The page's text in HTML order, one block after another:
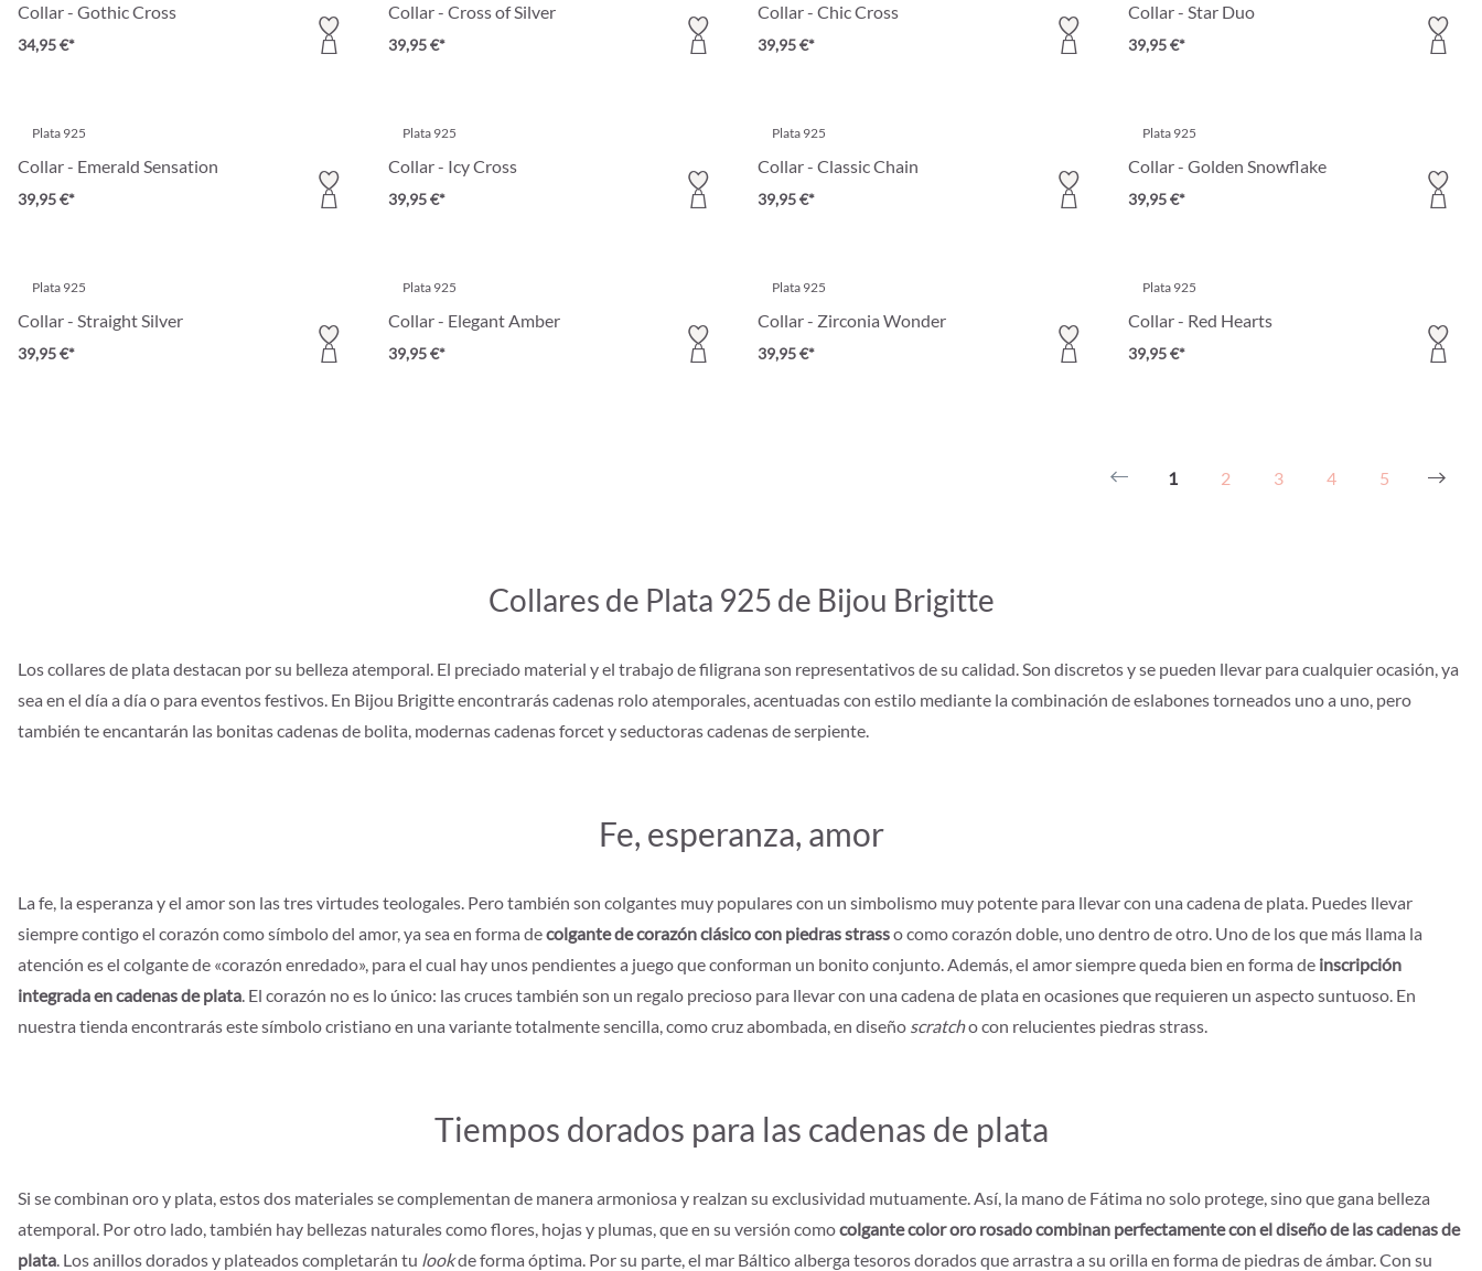
Collar - Gothic Cross
34,95 €*
Collar - Cross of Silver
39,95 €*
Collar - Chic Cross
39,95 €*
Collar - Star Duo
39,95 €*
Plata 925
Collar - Emerald Sensation
39,95 €*
Plata 925
Collar - Icy Cross
39,95 €*
Plata 925
Collar - Classic Chain
39,95 €*
Plata 925
Collar - Golden Snowflake
39,95 €*
Plata 925
Collar - Straight Silver
39,95 €*
Plata 925
Collar - Elegant Amber
39,95 €*
Plata 925
Collar - Zirconia Wonder
39,95 €*
Plata 925
Collar - Red Hearts
39,95 €*
1 2 3 4 5
Collares de Plata 925 de Bijou Brigitte
Los collares de plata destacan por su belleza atemporal. El preciado material y el trabajo de filigrana son representativos de su calidad. Son discretos y se pueden llevar para cualquier ocasión, ya
sea en el día a día o para eventos festivos. En Bijou Brigitte encontrarás cadenas rolo atemporales, acentuadas con estilo mediante la combinación de eslabones torneados uno a uno, pero
también te encantarán las bonitas cadenas de bolita, modernas cadenas forcet y seductoras cadenas de serpiente.
Fe, esperanza, amor
La fe, la esperanza y el amor son las tres virtudes teologales. Pero también son colgantes muy populares con un simbolismo muy potente para llevar con una cadena de plata. Puedes llevar
siempre contigo el corazón como símbolo del amor, ya sea en forma decolgante de corazón clásico con piedras strasso como corazón doble, uno dentro de otro. Uno de los que más llama la
atención es el colgante de «corazón enredado», para el cual hay unos pendientes a juego que conforman un bonito conjunto. Además, el amor siempre queda bien en forma de inscripción
integrada en cadenas de plata. El corazón no es lo único: las cruces también son un regalo precioso para llevar con una cadena de plata en ocasiones que requieren un aspecto suntuoso. En
nuestra tienda encontrarás este símbolo cristiano en una variante totalmente sencilla, como cruz abombada, en diseño scratcho con relucientes piedras strass.
Tiempos dorados para las cadenas de plata
Si se combinan oro y plata, estos dos materiales se complementan de manera armoniosa y realzan su exclusividad mutuamente. Así, la mano de Fátima no solo protege, sino que gana belleza
atemporal. Por otro lado, también hay bellezas naturales como flores, hojas y plumas, que en su versión comocolgante color oro rosado combinan perfectamente con el diseño de las cadenas de
plata. Los anillos dorados y plateados completarán tu lookde forma óptima. Por su parte, el mar Báltico alberga tesoros dorados que arrastra a su orilla en forma de piedras de ámbar. Con su